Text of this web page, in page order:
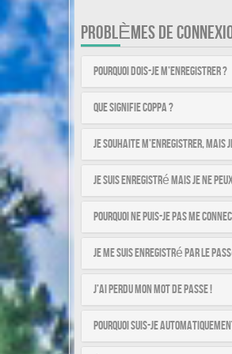
PROBLÈMES DE
Pourquoi dois-je m’enregistrer ?
Que signifie COPPA ?
Je souhaite m’enregistrer, mais
Je suis enregistré mais je ne
Pourquoi ne puis-je pas me
Je me suis enregistré par le
J’ai perdu mon mot de passe !
Pourquoi suis-je